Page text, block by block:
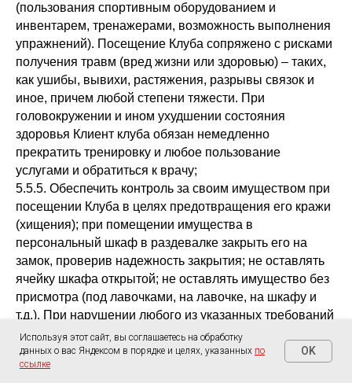
Используя этот сайт, вы соглашаетесь на обработку
данных о вас Яндексом в порядке и целях, указанных по
ссылке
OK
(пользования спортивным оборудованием и
инвентарем, тренажерами, возможность выполнения
упражнений). Посещение Клуба сопряжено с рисками
получения травм (вред жизни или здоровью) – таких,
как ушибы, вывихи, растяжения, разрывы связок и
иное, причем любой степени тяжести. При
головокружении и ином ухудшении состояния
здоровья Клиент клуба обязан немедленно
прекратить тренировку и любое пользование
услугами и обратиться к врачу;
5.5.5. Обеспечить контроль за своим имуществом при
посещении Клуба в целях предотвращения его кражи
(хищения); при помещении имущества в
персональный шкаф в раздевалке закрыть его на
замок, проверив надежность закрытия; не оставлять
ячейку шкафа открытой; не оставлять имущество без
присмотра (под лавочками, на лавочке, на шкафу и
т.д.). При нарушении любого из указанных требований
Клуб не несет ответственности за утрату имущества
Клиента клуба.
5.5.6. При утрате или порче Клип-карты для